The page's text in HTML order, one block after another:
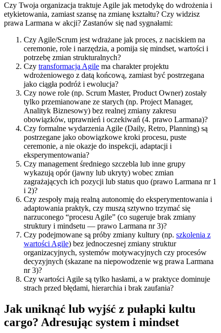
Czy Twoja organizacja traktuje Agile jak metodykę do wdrożenia i
etykietowania, zamiast szansę na zmianę kształtu? Czy widzisz
prawa Larmana w akcji? Zastanów się nad sygnałami:
Czy Agile/Scrum jest wdrażane jak proces, z naciskiem na
ceremonie, role i narzędzia, a pomija się mindset, wartości i
potrzebę zmian strukturalnych?
Czy transformacja Agile ma charakter projektu
wdrożeniowego z datą końcową, zamiast być postrzegana
jako ciągła podróż i ewolucja?
Czy nowe role (np. Scrum Master, Product Owner) zostały
tylko przemianowane ze starych (np. Project Manager,
Analityk Biznesowy) bez realnej zmiany zakresu
obowiązków, uprawnień i oczekiwań (4. prawo Larmana)?
Czy formalne wydarzenia Agile (Daily, Retro, Planning) są
postrzegane jako obowiązkowe kroki procesu, puste
ceremonie, a nie okazje do inspekcji, adaptacji i
eksperymentowania?
Czy management średniego szczebla lub inne grupy
wykazują opór (jawny lub ukryty) wobec zmian
zagrażających ich pozycji lub status quo (prawo Larmana nr 1
i 2)?
Czy zespoły mają realną autonomię do eksperymentowania i
adaptowania praktyk, czy muszą sztywno trzymać się
narzuconego “procesu Agile” (co sugeruje brak zmiany
struktury i mindsetu — prawo Larmana nr 3)?
Czy podejmowane są próby zmiany kultury (np. szkolenia z
wartości Agile) bez jednoczesnej zmiany struktur
organizacyjnych, systemów motywacyjnych czy procesów
decyzyjnych (skazane na niepowodzenie wg prawa Larmana
nr 3)?
Czy wartości Agile są tylko hasłami, a w praktyce dominuje
strach przed błędami, hierarchia i brak zaufania?
Jak uniknąć lub wyjść z pułapki kultu
cargo? Adresując system i mindset